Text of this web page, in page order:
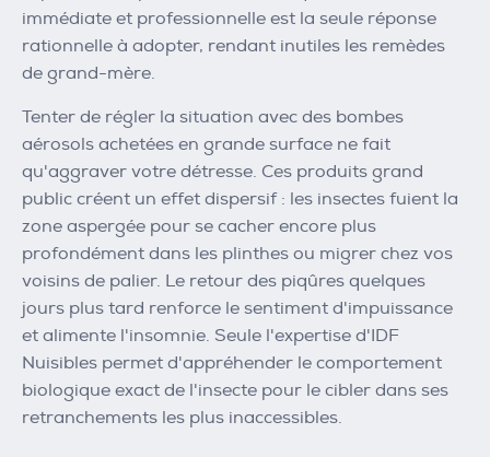
immédiate et professionnelle est la seule réponse
rationnelle à adopter, rendant inutiles les remèdes
de grand-mère.
Tenter de régler la situation avec des bombes
aérosols achetées en grande surface ne fait
qu'aggraver votre détresse. Ces produits grand
public créent un effet dispersif : les insectes fuient la
zone aspergée pour se cacher encore plus
profondément dans les plinthes ou migrer chez vos
voisins de palier. Le retour des piqûres quelques
jours plus tard renforce le sentiment d'impuissance
et alimente l'insomnie. Seule l'expertise d'IDF
Nuisibles permet d'appréhender le comportement
biologique exact de l'insecte pour le cibler dans ses
retranchements les plus inaccessibles.